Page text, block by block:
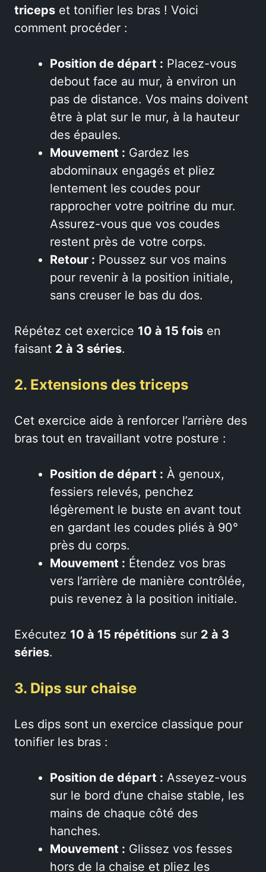
triceps et tonifier les bras ! Voici
comment procéder :
Position de départ : Placez-vous
debout face au mur, à environ un
pas de distance. Vos mains doivent
être à plat sur le mur, à la hauteur
des épaules.
Mouvement : Gardez les
abdominaux engagés et pliez
lentement les coudes pour
rapprocher votre poitrine du mur.
Assurez-vous que vos coudes
restent près de votre corps.
Retour : Poussez sur vos mains
pour revenir à la position initiale,
sans creuser le bas du dos.
Répétez cet exercice 10 à 15 fois en
faisant 2 à 3 séries.
2. Extensions des triceps
Cet exercice aide à renforcer l’arrière des
bras tout en travaillant votre posture :
Position de départ : À genoux,
fessiers relevés, penchez
légèrement le buste en avant tout
en gardant les coudes pliés à 90°
près du corps.
Mouvement : Étendez vos bras
vers l’arrière de manière contrôlée,
puis revenez à la position initiale.
Exécutez 10 à 15 répétitions sur 2 à 3
séries.
3. Dips sur chaise
Les dips sont un exercice classique pour
tonifier les bras :
Position de départ : Asseyez-vous
sur le bord d’une chaise stable, les
mains de chaque côté des
hanches.
Mouvement : Glissez vos fesses
hors de la chaise et pliez les